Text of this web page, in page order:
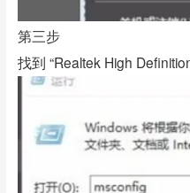
第三步
找到 “Realtek High